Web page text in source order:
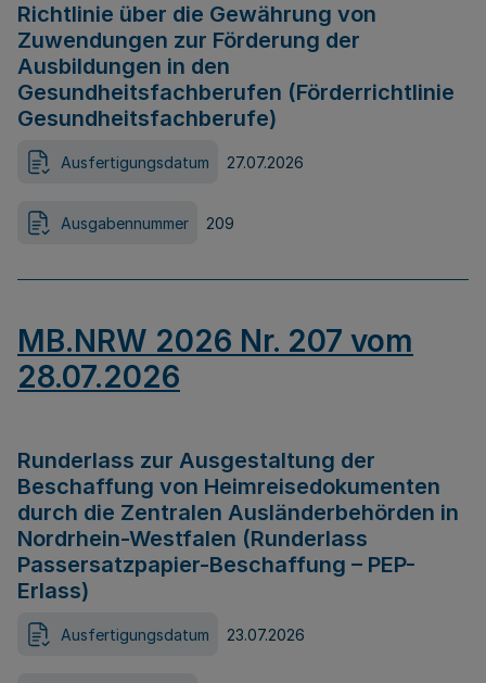
Richtlinie über die Gewährung von
Zuwendungen zur Förderung der
Ausbildungen in den
Gesundheitsfachberufen (Förderrichtlinie
Gesundheitsfachberufe)
Ausfertigungsdatum 27.07.2026
Ausgabennummer 209
MB.NRW 2026 Nr. 207 vom
28.07.2026
Runderlass zur Ausgestaltung der
Beschaffung von Heimreisedokumenten
durch die Zentralen Ausländerbehörden in
Nordrhein-Westfalen (Runderlass
Passersatzpapier-Beschaffung – PEP-
Erlass)
Ausfertigungsdatum 23.07.2026